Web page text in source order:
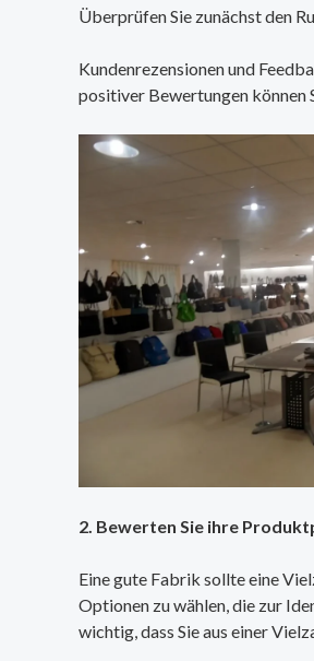
Überprüfen Sie zunächst den
Kundenrezensionen und
positiver Bewertungen können
2. Bewerten Sie ihre
Eine gute Fabrik sollte eine
Optionen zu wählen, die zur
wichtig, dass Sie aus einer